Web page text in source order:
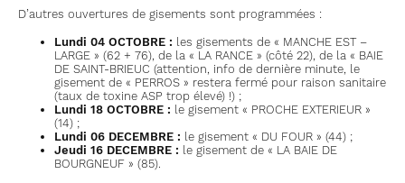
D’autres ouvertures de gisements sont programmées :
Lundi 04 OCTOBRE : les gisements de « MANCHE EST –
LARGE » (62 + 76), de la « LA RANCE » (côté 22), de la « BAIE
DE SAINT-BRIEUC (attention, info de dernière minute, le
gisement de « PERROS » restera fermé pour raison sanitaire
(taux de toxine ASP trop élevé) !) ;
Lundi 18 OCTOBRE : le gisement « PROCHE EXTERIEUR »
(14) ;
Lundi 06 DECEMBRE : le gisement « DU FOUR » (44) ;
Jeudi 16 DECEMBRE : le gisement de « LA BAIE DE
BOURGNEUF » (85).